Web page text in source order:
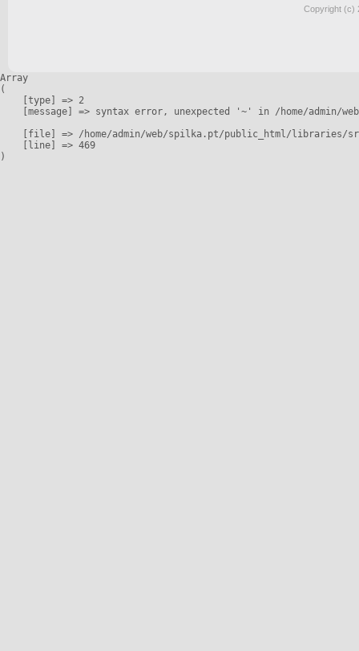
Copyright (c)
Array
(
    [type] => 2
[message] => syntax error, unexpected '~' in /home/admin/
[file] => /home/admin/web/spilka.pt/public_html/libraries/
    [line] => 469